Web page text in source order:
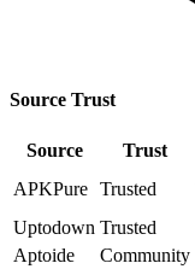
Source Trust
Source Trust
APKPure Trusted
Uptodown Trusted
Aptoide
Community